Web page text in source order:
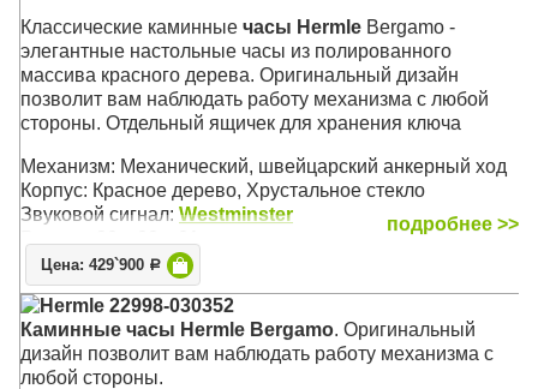
Классические каминные часы Hermle Bergamo -
элегантные настольные часы из полированного
массива красного дерева. Оригинальный дизайн
позволит вам наблюдать работу механизма с любой
стороны. Отдельный ящичек для хранения ключа
Механизм: Механический, швейцарский анкерный ход
Корпус: Красное дерево, Хрустальное стекло
Звуковой сигнал: Westminster
подробнее >>
Цена: 429`900 Р
Hermle 22998-030352
Каминные часы Hermle Bergamo. Оригинальный
дизайн позволит вам наблюдать работу механизма с
любой стороны.